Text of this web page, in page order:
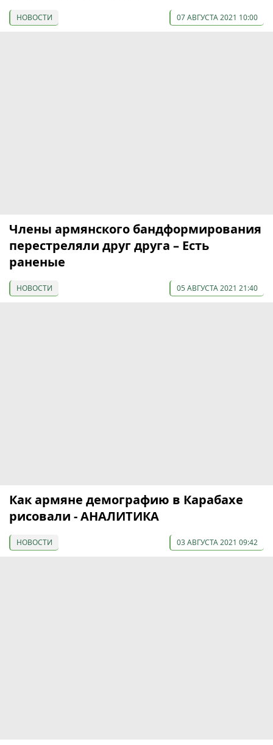
НОВОСТИ 07 АВГУСТА 2021 10:00
Члены армянского бандформирования
перестреляли друг друга – Есть
раненые
НОВОСТИ 05 АВГУСТА 2021 21:40
Как армяне демографию в Карабахе
рисовали - АНАЛИТИКА
НОВОСТИ 03 АВГУСТА 2021 09:42